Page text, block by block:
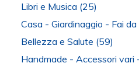
Libri e Musica (25)
Casa - Giardinaggio - Fai da
Bellezza e Salute (59)
Handmade - Accessori vari